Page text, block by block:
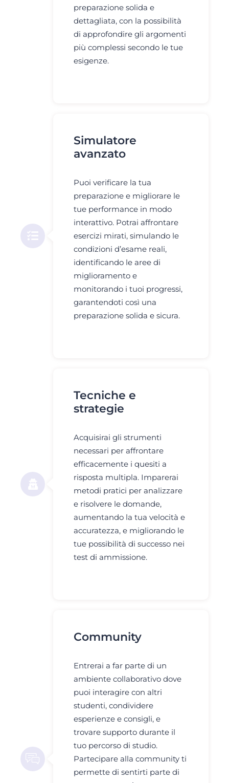
preparazione solida e
dettagliata, con la possibilità
di approfondire gli argomenti
più complessi secondo le tue
esigenze.
Simulatore
avanzato
Puoi verificare la tua
preparazione e migliorare le
tue performance in modo
interattivo. Potrai affrontare
esercizi mirati, simulando le
condizioni d’esame reali,
identificando le aree di
miglioramento e
monitorando i tuoi progressi,
garantendoti così una
preparazione solida e sicura.
Tecniche e
strategie
Acquisirai gli strumenti
necessari per affrontare
efficacemente i quesiti a
risposta multipla. Imparerai
metodi pratici per analizzare
e risolvere le domande,
aumentando la tua velocità e
accuratezza, e migliorando le
tue possibilità di successo nei
test di ammissione.
Community
Entrerai a far parte di un
ambiente collaborativo dove
puoi interagire con altri
studenti, condividere
esperienze e consigli, e
trovare supporto durante il
tuo percorso di studio.
Partecipare alla community ti
permette di sentirti parte di